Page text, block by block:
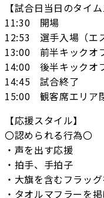
【試合日当日のタイ
11:30 開場
12:53 選手入場（エ
13:00 前半キックオ
14:00 後半キックオ
14:45 試合終了
15:00 観客席エリア
【応援スタイル】
〇認められる行為〇
・声を出す応援
・拍手、手拍子
・大旗を含むフラッ
・タオルマフラーを